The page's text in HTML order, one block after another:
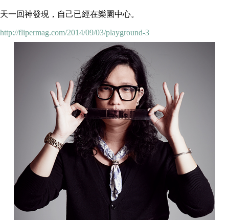
天一回神發現，自己已經在樂園中心。
http://flipermag.com/2014/09/03/playground-3